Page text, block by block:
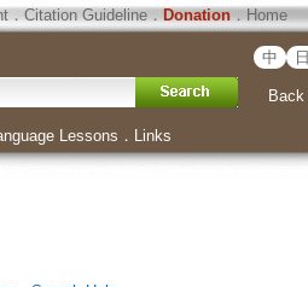
．Citation Guideline． Donation．Home
中 日
Back
Lessons ． Links